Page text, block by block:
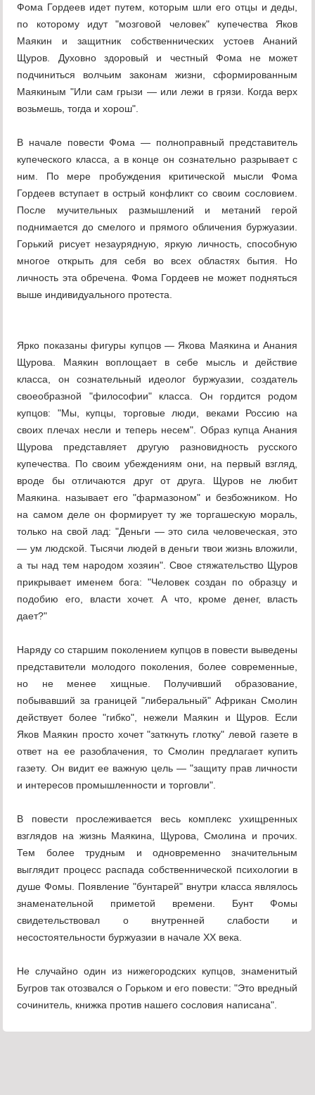
Фома Гордеев идет путем, которым шли его отцы и деды,
по которому идут "мозговой человек" купечества Яков
Маякин и защитник собственнических устоев Ананий
Щуров. Духовно здоровый и честный Фома не может
подчиниться волчьим законам жизни, сформированным
Маякиным "Или сам грызи — или лежи в грязи. Когда верх
возьмешь, тогда и хорош".
В начале повести Фома — полноправный представитель
купеческого класса, а в конце он сознательно разрывает с
ним. По мере пробуждения критической мысли Фома
Гордеев вступает в острый конфликт со своим сословием.
После мучительных размышлений и метаний герой
поднимается до смелого и прямого обличения буржуазии.
Горький рисует незаурядную, яркую личность, способную
многое открыть для себя во всех областях бытия. Но
личность эта обречена. Фома Гордеев не может подняться
выше индивидуального протеста.
Ярко показаны фигуры купцов — Якова Маякина и Анания
Щурова. Маякин воплощает в себе мысль и действие
класса, он сознательный идеолог буржуазии, создатель
своеобразной "философии" класса. Он гордится родом
купцов: "Мы, купцы, торговые люди, веками Россию на
своих плечах несли и теперь несем". Образ купца Анания
Щурова представляет другую разновидность русского
купечества. По своим убеждениям они, на первый взгляд,
вроде бы отличаются друг от друга. Щуров не любит
Маякина. называет его "фармазоном" и безбожником. Но
на самом деле он формирует ту же торгашескую мораль,
только на свой лад: "Деньги — это сила человеческая, это
— ум людской. Тысячи людей в деньги твои жизнь вложили,
а ты над тем народом хозяин". Свое стяжательство Щуров
прикрывает именем бога: "Человек создан по образцу и
подобию его, власти хочет. А что, кроме денег, власть
дает?"
Наряду со старшим поколением купцов в повести выведены
представители молодого поколения, более современные,
но не менее хищные. Получивший образование,
побывавший за границей "либеральный" Африкан Смолин
действует более "гибко", нежели Маякин и Щуров. Если
Яков Маякин просто хочет "заткнуть глотку" левой газете в
ответ на ее разоблачения, то Смолин предлагает купить
газету. Он видит ее важную цель — "защиту прав личности
и интересов промышленности и торговли".
В повести прослеживается весь комплекс ухищренных
взглядов на жизнь Маякина, Щурова, Смолина и прочих.
Тем более трудным и одновременно значительным
выглядит процесс распада собственнической психологии в
душе Фомы. Появление "бунтарей" внутри класса являлось
знаменательной приметой времени. Бунт Фомы
свидетельствовал о внутренней слабости и
несостоятельности буржуазии в начале XX века.
Не случайно один из нижегородских купцов, знаменитый
Бугров так отозвался о Горьком и его повести: "Это вредный
сочинитель, книжка против нашего сословия написана".